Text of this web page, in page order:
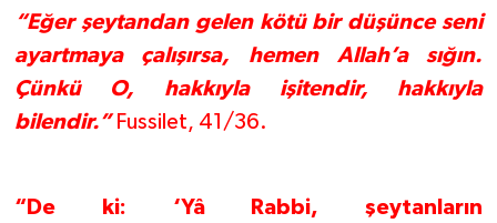
“Eğer şeytandan gelen kötü bir düşünce seni
ayartmaya çalışırsa, hemen Allah’a sığın.
Çünkü O, hakkıyla işitendir, hakkıyla
bilendir.” Fussilet, 41/36.
“De ki: ‘Yâ Rabbi, şeytanların
Kırşehir Müftülüğü
Kocaeli Müftülüğü
Konya Müftülüğü